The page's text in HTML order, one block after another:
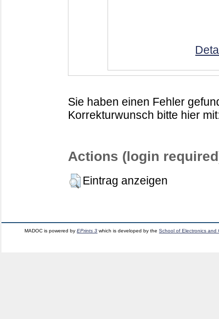
Sie haben einen Fehler
Korrekturwunsch bitte hier
Actions (login
Eintrag anzeigen
MADOC is powered byEPrints 3 which is developed by theSchool of Electronics and